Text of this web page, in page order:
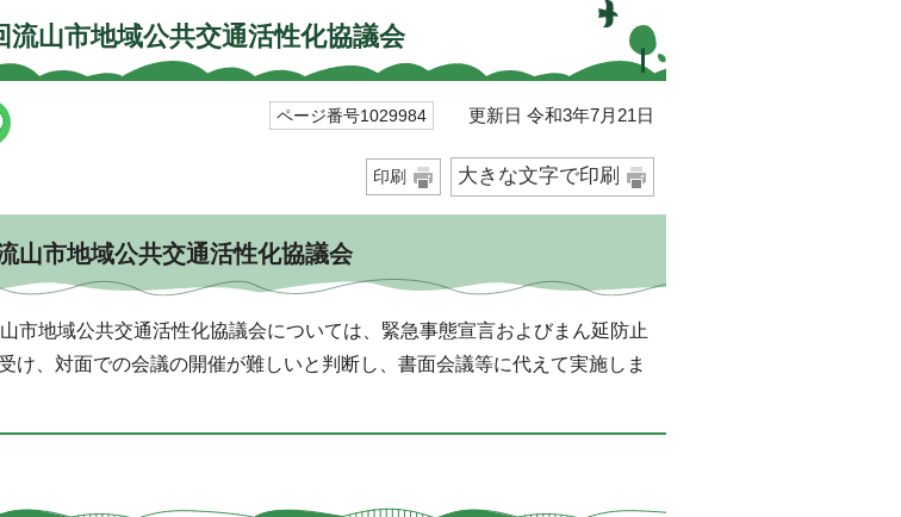
流山市地域公共交通活性化協議会
ページ番号1029984 更新日 令和3年7月21日
印刷 大きな文字で印刷
山市地域公共交通活性化協議会
市地域公共交通活性化協議会については、緊急事態宣言およびまん延防止
け、対面での会議の開催が難しいと判断し、書面会議等に代えて実施しま